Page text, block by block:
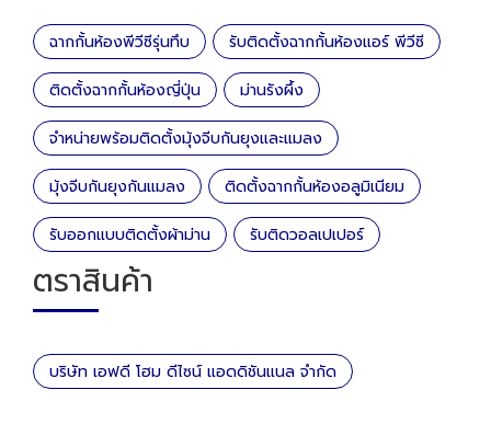
ฉากกั้นห้องพีวีซีรุ่นทึบ รับติดตั้งฉากกั้นห้องแอร์ พีวีซี
ติดตั้งฉากกั้นห้องญี่ปุ่น ม่านรังผึ้ง
จำหน่ายพร้อมติดตั้งมุ้งจีบกันยุงและแมลง
มุ้งจีบกันยุงกันแมลง ติดตั้งฉากกั้นห้องอลูมิเนียม
รับออกแบบติดตั้งผ้าม่าน รับติดวอลเปเปอร์
ตราสินค้า
บริษัท เอฟดี โฮม ดีไซน์ แอดดิชันแนล จำกัด